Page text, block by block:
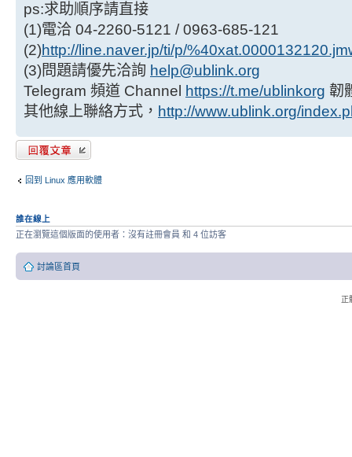
ps:求助順序請直接
(1)電洽 04-2260-5121 / 0963-685-121
(2)http://line.naver.jp/ti/p/
(3)問題請優先洽詢 help@ublink.org
Telegram 頻道 Channel
https://t.me/ublinkorg 韌
其他線上聯絡方式， http://www.ublink.org/
發表回覆
回到 Linux 應用軟體
誰在線上
正在瀏覽這個版面的使用者：沒有註冊會員 和 4 位訪客
討論區首頁
正